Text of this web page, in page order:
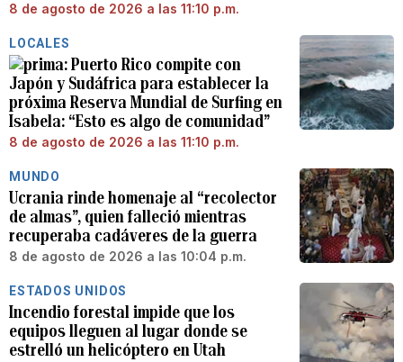
8 de agosto de 2026 a las 11:10 p.m.
LOCALES
Puerto Rico compite con
Japón y Sudáfrica para establecer la
próxima Reserva Mundial de Surfing en
Isabela: “Esto es algo de comunidad”
8 de agosto de 2026 a las 11:10 p.m.
MUNDO
Ucrania rinde homenaje al “recolector
de almas”, quien falleció mientras
recuperaba cadáveres de la guerra
8 de agosto de 2026 a las 10:04 p.m.
ESTADOS UNIDOS
Incendio forestal impide que los
equipos lleguen al lugar donde se
estrelló un helicóptero en Utah